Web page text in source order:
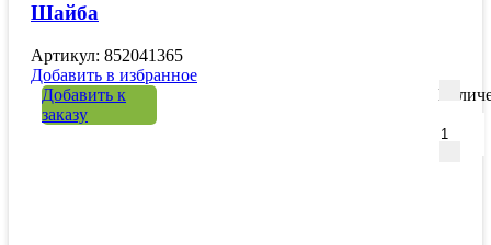
Шайба
Артикул: 852041365
Добавить в избранное
Добавить к
заказу